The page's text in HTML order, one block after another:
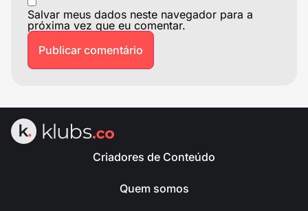
Salvar meus dados neste navegador para a
próxima vez que eu comentar.
Criadores de Conteúdo
Quem somos